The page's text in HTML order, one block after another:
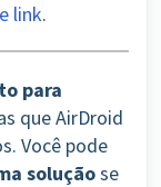
link.
para
que AirDroid
Você pode
soluçãose